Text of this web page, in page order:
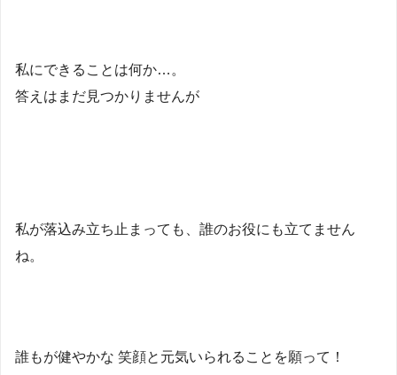
私にできることは何か…。
答えはまだ見つかりませんが
私が落込み立ち止まっても、誰のお役にも立てません
ね。
誰もが健やかな 笑顔と元気いられることを願って！